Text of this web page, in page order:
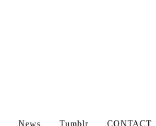
News Tumblr CONTACT